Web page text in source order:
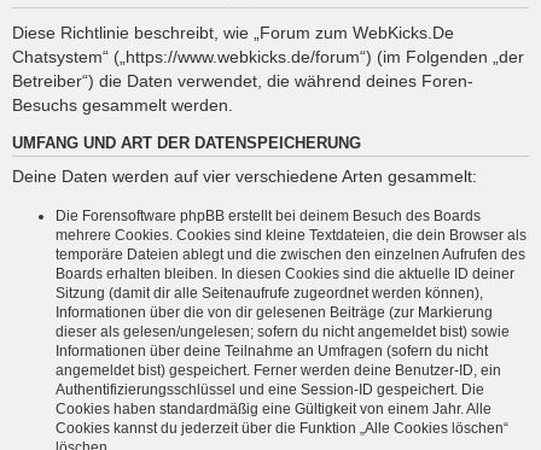
Diese Richtlinie beschreibt, wie „Forum zum WebKicks.De
Chatsystem“ („https://www.webkicks.de/forum“) (im Folgenden „der
Betreiber“) die Daten verwendet, die während deines Foren-
Besuchs gesammelt werden.
UMFANG UND ART DER DATENSPEICHERUNG
Deine Daten werden auf vier verschiedene Arten gesammelt:
Die Forensoftware phpBB erstellt bei deinem Besuch des Boards
mehrere Cookies. Cookies sind kleine Textdateien, die dein Browser als
temporäre Dateien ablegt und die zwischen den einzelnen Aufrufen des
Boards erhalten bleiben. In diesen Cookies sind die aktuelle ID deiner
Sitzung (damit dir alle Seitenaufrufe zugeordnet werden können),
Informationen über die von dir gelesenen Beiträge (zur Markierung
dieser als gelesen/ungelesen; sofern du nicht angemeldet bist) sowie
Informationen über deine Teilnahme an Umfragen (sofern du nicht
angemeldet bist) gespeichert. Ferner werden deine Benutzer-ID, ein
Authentifizierungsschlüssel und eine Session-ID gespeichert. Die
Cookies haben standardmäßig eine Gültigkeit von einem Jahr. Alle
Cookies kannst du jederzeit über die Funktion „Alle Cookies löschen“